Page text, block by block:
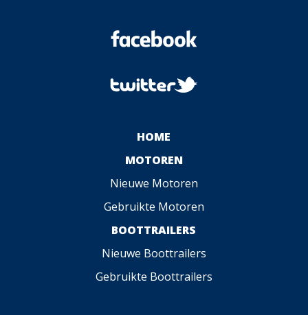
HOME
MOTOREN
Nieuwe Motoren
Gebruikte Motoren
BOOTTRAILERS
Nieuwe Boottrailers
Gebruikte Boottrailers